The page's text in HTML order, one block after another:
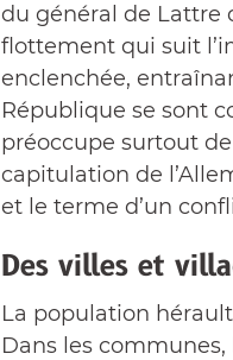
du général de Lattre
flottement qui suit
enclenchée,
République se sont
préoccupe surtout
capitulation de
et le terme d’un
Des villes et
La population
Dans les